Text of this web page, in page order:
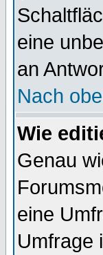
eine
an
Nach
Wie
Genau
eine
Umfrage